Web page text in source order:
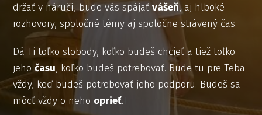
držať v náručí, bude vás spájaťvášeň, aj hlboké
rozhovory, spoločné témy aj spoločne strávený čas.
Dá Ti toľko slobody, koľko budeš chcieť a tiež toľko
jehočasu, koľko budeš potrebovať. Bude tu pre Teba
vždy, keď budeš potrebovať jeho podporu. Budeš sa
môcť vždy o neho oprieť.